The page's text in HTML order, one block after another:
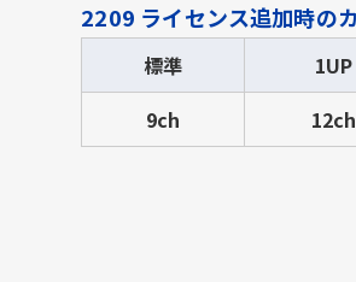
2209 ライセンス追加時の
標準 1UP
9ch
12ch